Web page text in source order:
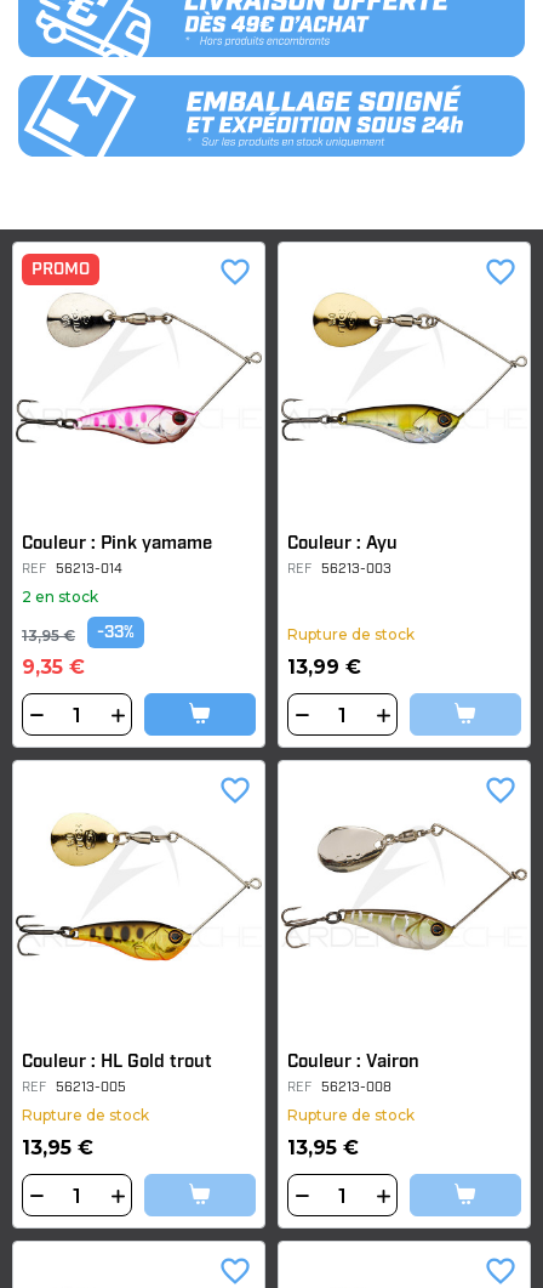
PROMO
Couleur : Pink yamame
REF 56213-014
2 en stock
13,95 € -33%
9,35 €
favorite_border
Couleur : Ayu
REF 56213-003
Rupture de stock
13,99 €
favorite_border
Couleur : HL Gold trout
REF 56213-005
Rupture de stock
13,95 €
favorite_border
Couleur : Vairon
REF 56213-008
Rupture de stock
13,95 €
favorite_border
favorite_border favorite_border